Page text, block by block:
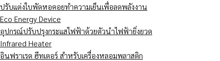
ปรับแต่งใบพัดหอคอยทำความเย็นเพื่อลดพลังงาน
Eco Energy Device
อุปกรณ์ปรับปรุงกระแสไฟฟ้าด้วยตัวนำไฟฟ้ายิ่งยวด
Infrared Heater
อินฟราเรด ฮีทเตอร์ สำหรับเครื่องหลอมพลาสติก